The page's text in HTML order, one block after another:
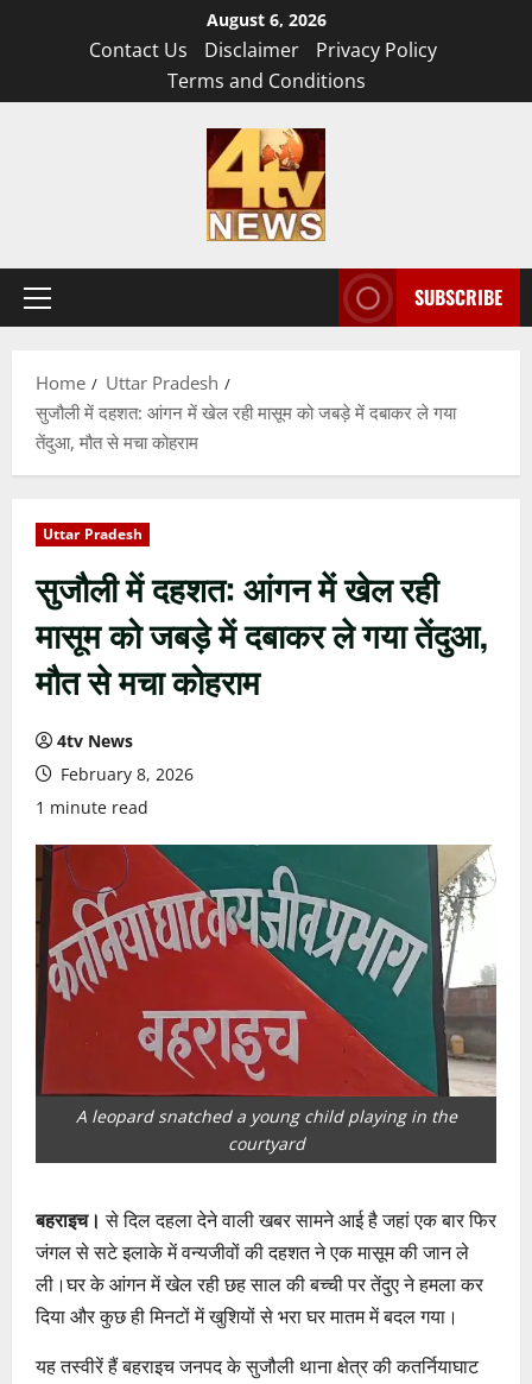
August 6, 2026
Contact Us Disclaimer
Privacy Policy
Terms and Conditions
Primary
SUBSCRIBE
Home
Uttar Pradesh
सुजौली में दहशत: आंगन में खेल रही मासूम को जबड़े में दबाकर ले गया
तेंदुआ, मौत से मचा कोहराम
Uttar Pradesh
सुजौली में दहशत: आंगन में खेल रही
मासूम को जबड़े में दबाकर ले गया तेंदुआ,
मौत से मचा कोहराम
4tv News
February 8, 2026
1 minute read
A leopard snatched a young child playing in the
courtyard
बहराइच। से दिल दहला देने वाली खबर सामने आई है जहां एक बार फिर
जंगल से सटे इलाके में वन्यजीवों की दहशत ने एक मासूम की जान ले
ली।घर के आंगन में खेल रही छह साल की बच्ची पर तेंदुए ने हमला कर
दिया और कुछ ही मिनटों में खुशियों से भरा घर मातम में बदल गया।
यह तस्वीरें हैं बहराइच जनपद के सुजौली थाना क्षेत्र की कतर्नियाघाट